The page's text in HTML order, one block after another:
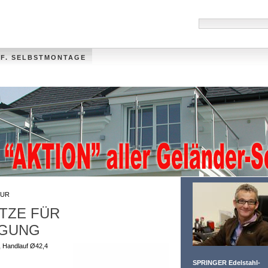
SELBSTMONTAGE
FÜR
Handlauf Ø42,4
SPRINGER Edelstahl-